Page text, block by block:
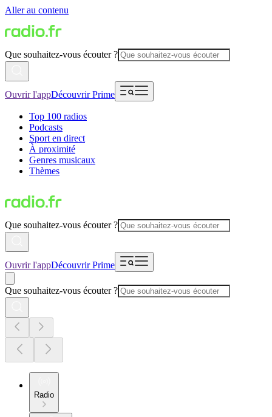
Aller au contenu
Que souhaitez-vous écouter ?
Ouvrir l'appDécouvrir Prime
Top 100 radios
Podcasts
Sport en direct
À proximité
Genres musicaux
Thèmes
Que souhaitez-vous écouter ?
Ouvrir l'appDécouvrir Prime
Que souhaitez-vous écouter ?
Radio